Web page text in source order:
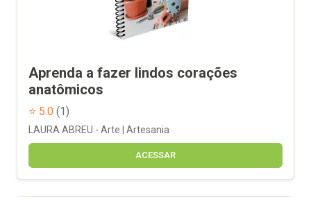
Aprenda a fazer lindos corações
anatômicos
⭐ 5.0 (1)
LAURA ABREU - Arte | Artesania
ACESSAR